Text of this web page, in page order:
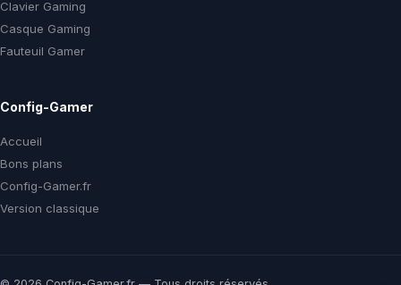
Clavier Gaming
Casque Gaming
Fauteuil Gamer
Config-Gamer
Accueil
Bons plans
Config-Gamer.fr
Version classique